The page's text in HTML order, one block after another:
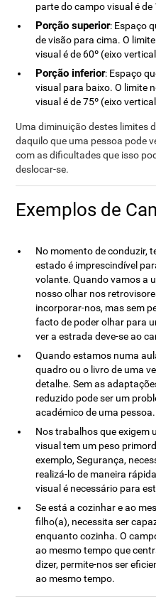
parte do campo visual é
Porção superior: Espaço
de visão para cima. O
visual é de 60º (eixo
Porção inferior: Espaço
visual para baixo. O limite
visual é de 75º (eixo
Uma diminuição destes limites
daquilo que uma pessoa pode
com as dificultades que isso
deslocar-se.
Exemplos de
No momento de conduzir,
estado é imprescindível
volante. Quando vamos a
nosso olhar nos
incorporar-nos, mas sem
facto de poder olhar para
ver a estrada deve-se ao
Quando estamos numa
quadro ou o livro de uma
detalhe. Sem as
reduzido pode ser um
académico de uma pessoa.
Nos trabalhos que exigem
visual tem um peso
exemplo, Segurança,
realizá-lo de maneira
visual é necessário para
Se está a cozinhar e ao
filho(a), necessita ser
enquanto cozinha. O
ao mesmo tempo que
dizer, permite-nos ser
ao mesmo tempo.